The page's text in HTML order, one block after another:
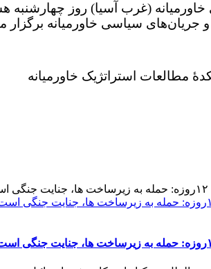
(غرب آسیا) روز چهارشنبه
جریان‌های سیاسی خاورمیانه
مطالعات استراتژیک خاورمیانه